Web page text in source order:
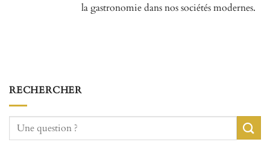
la gastronomie dans nos sociétés modernes.
RECHERCHER